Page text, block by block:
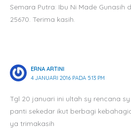
Semara Putra: Ibu Ni Made Gunasih
25670. Terima kasih.
ERNA ARTINI
4 JANUARI 2016 PADA 5:13 PM
Tgl 20 januari ini ultah sy rencana
panti sekedar ikut berbagi
ya trimakasih